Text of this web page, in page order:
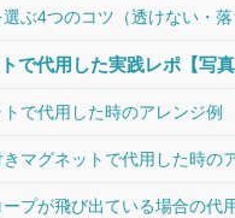
ぶ4つのコツ（透けない・落
で代用した実践レポ【写真
で代用した時のアレンジ例
マグネットで代用した時の
ープが飛び出ている場合の代